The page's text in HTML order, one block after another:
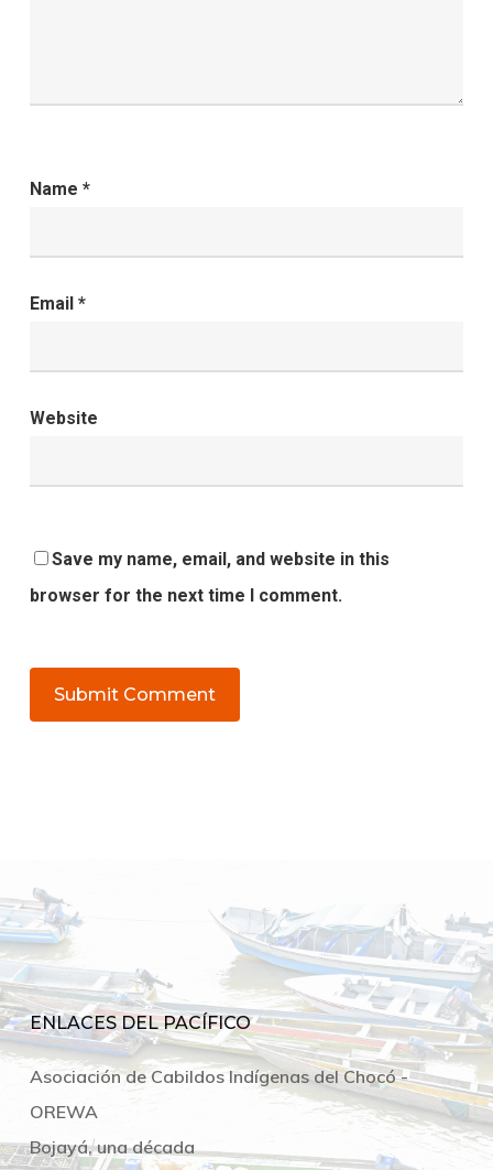
Name *
Email *
Website
Save my name, email, and website in this
browser for the next time I comment.
ENLACES DEL PACÍFICO
Asociación de Cabildos Indígenas del Chocó -
OREWA
Bojayá, una década